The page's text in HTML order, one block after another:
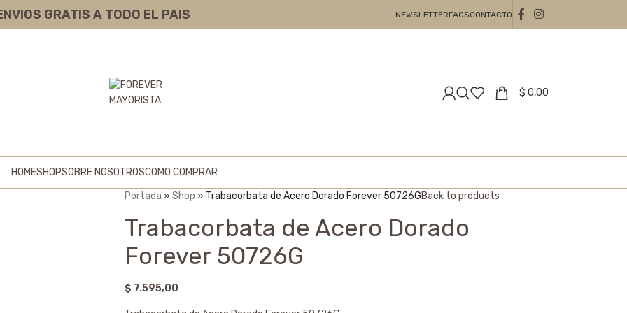
GRATIS A TODO EL PAIS NEWSLETTERFAQSCONTACTO
$ 0,00
HOMESHOPSOBRE NOSOTROSCOMO COMPRAR
Portada » Shop » Trabacorbata de Acero Dorado Forever 50726GBack to products
Trabacorbata de Acero Dorado
Forever 50726G
$ 7.595,00